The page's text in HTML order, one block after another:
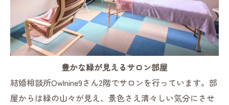
豊かな緑が見えるサロン部屋
結婚相談所Owlnine9さん2階でサロンを行っています。部
屋からは緑の山々が見え、景色さえ清々しい気分にさせ